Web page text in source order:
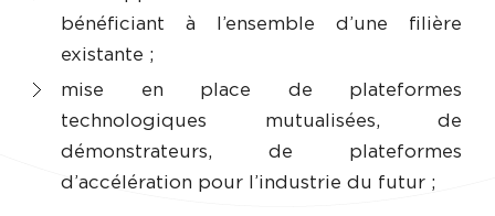
bénéficiant à l’ensemble d’une filière
existante ;
mise en place de plateformes
technologiques mutualisées, de
démonstrateurs, de plateformes
d’accélération pour l’industrie du futur ;